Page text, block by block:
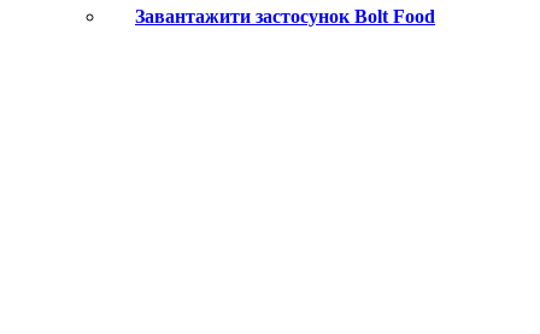
Завантажити застосунок Bolt Food